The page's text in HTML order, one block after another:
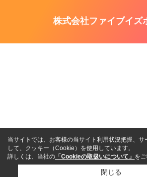
株式会社ファイブイズ
当サイトでは、お客様の当サイト利用状況把握、サ
して、クッキー（Cookie）を使用しています。
詳しくは、当社の 「Cookieの取扱いについて」 を
閉じる